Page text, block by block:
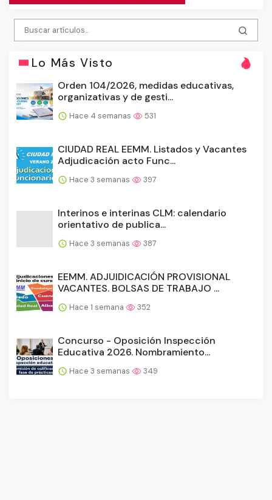
Lo Más Visto
Orden 104/2026, medidas educativas,
organizativas y de gesti...
Hace 4 semanas 531
CIUDAD REAL EEMM. Listados y Vacantes
Adjudicación acto Func...
Hace 3 semanas 397
Interinos e interinas CLM: calendario
orientativo de publica...
Hace 3 semanas 387
EEMM. ADJUIDICACIÓN PROVISIONAL
VACANTES. BOLSAS DE TRABAJO ...
Hace 1 semana 352
Concurso - Oposición Inspección
Educativa 2026. Nombramiento...
Hace 3 semanas 349